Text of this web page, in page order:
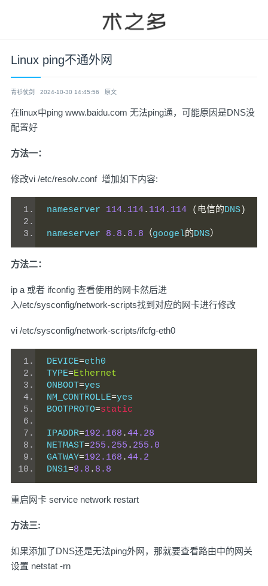
Linux ping不通外网
青衫仗剑 2024-10-30 14:45:56 原文
在linux中ping www.baidu.com 无法ping通，可能原因是DNS没
配置好
方法一：
修改vi /etc/resolv.conf 增加如下内容:
nameserver 114.114. 114.114 (电信的DNS)
nameserver 8.8 . 8.8 （googel的DNS）
方法二：
ip a 或者 ifconfig 查看使用的网卡然后进
入/etc/sysconfig/network-scripts找到对应的网卡进行修改
vi /etc/sysconfig/network-scripts/ifcfg-eth0
DEVICE=eth0
TYPE=Ethernet
ONBOOT=yes
NM_CONTROLLE=yes
BOOTPROTO=static
IPADDR=192.168 .44.28
NETMAST=255.255 . 255.0
GATWAY=192.168 .44.2
DNS1=8.8 . 8.8
重启网卡 service network restart
方法三:
如果添加了DNS还是无法ping外网，那就要查看路由中的网关
设置 netstat -rn